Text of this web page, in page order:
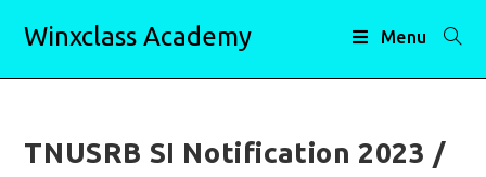
Winxclass Academy Menu
TNUSRB SI Notification 2023 /